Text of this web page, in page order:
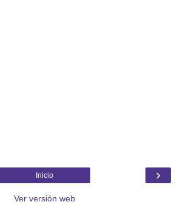
›
Inicio
Ver versión web